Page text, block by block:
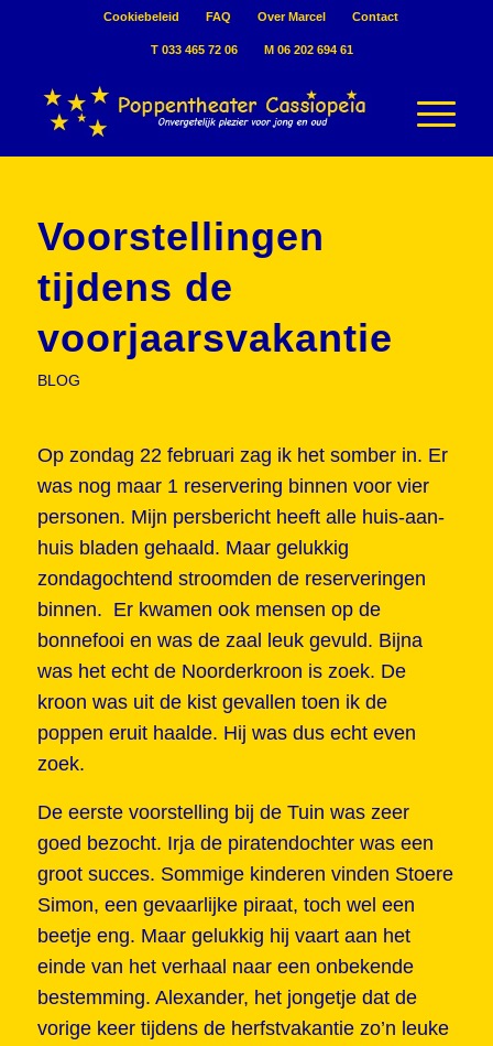
Cookiebeleid FAQ Over Marcel Contact
T 033 465 72 06 M 06 202 694 61
Voorstellingen
tijdens de
voorjaarsvakantie
BLOG
Op zondag 22 februari zag ik het somber in. Er
was nog maar 1 reservering binnen voor vier
personen. Mijn persbericht heeft alle huis-aan-
huis bladen gehaald. Maar gelukkig
zondagochtend stroomden de reserveringen
binnen. Er kwamen ook mensen op de
bonnefooi en was de zaal leuk gevuld. Bijna
was het echt de Noorderkroon is zoek. De
kroon was uit de kist gevallen toen ik de
poppen eruit haalde. Hij was dus echt even
zoek.
De eerste voorstelling bij de Tuin was zeer
goed bezocht. Irja de piratendochter was een
groot succes. Sommige kinderen vinden Stoere
Simon, een gevaarlijke piraat, toch wel een
beetje eng. Maar gelukkig hij vaart aan het
einde van het verhaal naar een onbekende
bestemming. Alexander, het jongetje dat de
vorige keer tijdens de herfstvakantie zo’n leuke